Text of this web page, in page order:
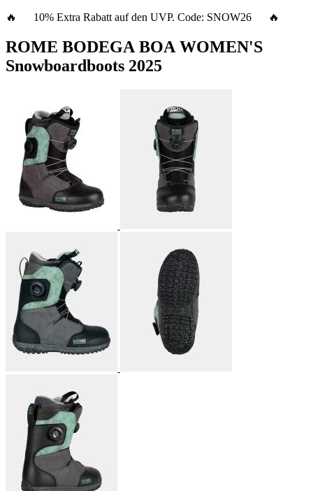
🔥 10% Extra Rabatt auf den UVP. Code: SNOW26 🔥
ROME BODEGA BOA WOMEN'S
Snowboardboots 2025